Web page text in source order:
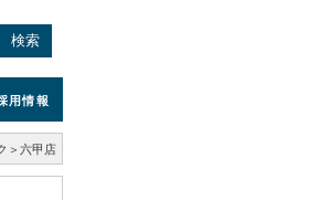
検索
用情報
＞六甲店